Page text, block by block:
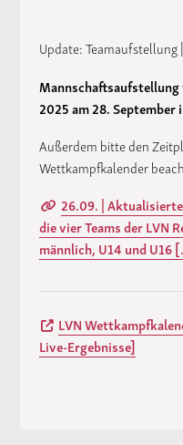
Update: Teamaufstellung |
2025 am 28. September
Außerdem bitte den
Wettkampfkalender
26.09. |
die vier Teams der LVN
männlich, U14 und U16
LVN
Live-Ergebnisse]